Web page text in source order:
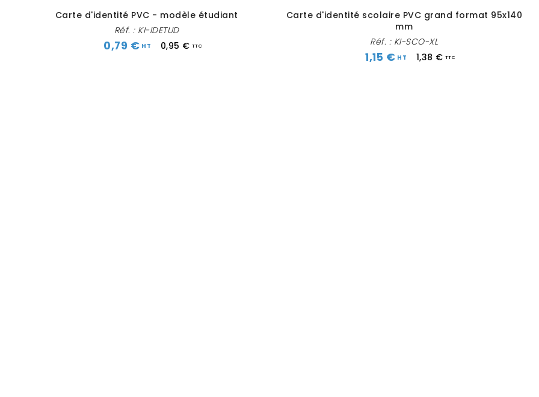
Carte d'identité PVC - modèle étudiant
Réf. : KI-IDETUD
0,79 € 0,95 €
Carte d'identité scolaire PVC grand format 95x140
mm
Réf. : KI-SCO-XL
1,15 € 1,38 €